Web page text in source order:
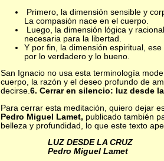
Primero, la dimensión sensible y
La compasión nace en el cuerpo.
Luego, la dimensión lógica y
necesaria para la libertad.
Y por fin, la dimensión espiritual,
por lo verdadero y lo bueno.
San Ignacio no usa esta terminología
cuerpo, la razón y el deseo profundo de
decirse.6. Cerrar en silencio: luz desde
Para cerrar esta meditación, quiero dejar
Pedro Miguel Lamet, publicado también
belleza y profundidad, lo que este texto
LUZ DESDE LA CRUZ
Pedro Miguel Lamet